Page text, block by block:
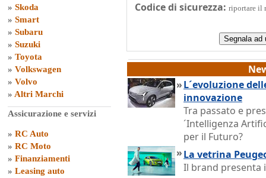
» Skoda
» Smart
» Subaru
» Suzuki
» Toyota
» Volkswagen
» Volvo
» Altri Marchi
Assicurazione e servizi
» RC Auto
» RC Moto
» Finanziamenti
» Leasing auto
Codice di sicurezza: riportare il
»L´evoluzione
innovazione
Tra passato e
´Intelligenza
per il Futuro?
»La vetrina
Il brand presenta